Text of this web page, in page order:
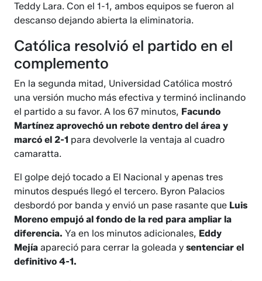
Teddy Lara. Con el 1-1, ambos equipos se fueron al
descanso dejando abierta la eliminatoria.
Católica resolvió el partido en el
complemento
En la segunda mitad, Universidad Católica mostró
una versión mucho más efectiva y terminó inclinando
el partido a su favor. A los 67 minutos, Facundo
Martínez aprovechó un rebote dentro del área y
marcó el 2-1 para devolverle la ventaja al cuadro
camaratta.
El golpe dejó tocado a El Nacional y apenas tres
minutos después llegó el tercero. Byron Palacios
desbordó por banda y envió un pase rasante que Luis
Moreno empujó al fondo de la red para ampliar la
diferencia. Ya en los minutos adicionales, Eddy
Mejía apareció para cerrar la goleada ysentenciar el
definitivo 4-1.